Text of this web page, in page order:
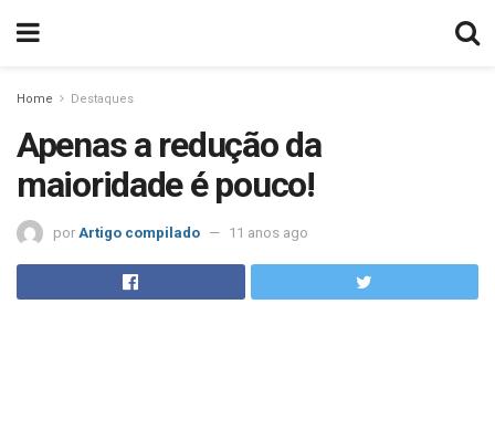
Home Destaques
Apenas a redução da
maioridade é pouco!
por Artigo compilado 11 anos ago